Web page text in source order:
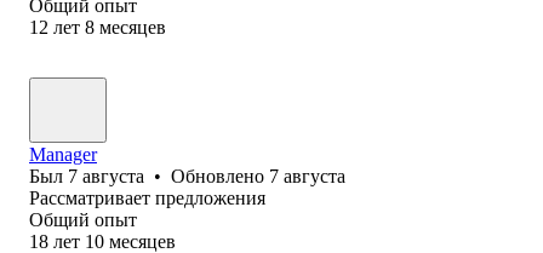
Общий опыт
12 лет 8 месяцев
Manager
Был 7 августа • Обновлено 7 августа
Рассматривает предложения
Общий опыт
18 лет 10 месяцев